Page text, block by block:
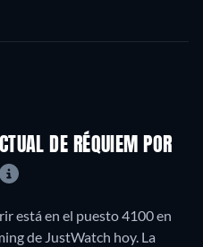
DE RÉQUIEM POR
está en el puesto 4100 en
de JustWatch hoy. La